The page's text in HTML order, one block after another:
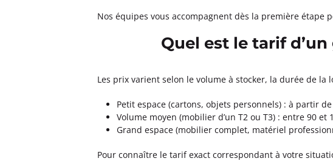
Plus d'informations
Un devis ?
Garde Meubles DAZIN Aix en Provence
Fermé actuellement.Ouvre à 08:00
1140 rue Andrè Ampère, BP 50196 13290 Aix-En-
Nos équipes vous accompagnent dès la première
Quel est le tarif
Les prix varient selon le volume à stocker, la durée de
Petit espace (cartons, objets personnels) : à partir
Volume moyen (mobilier d’un T2 ou T3) : entre 90 et
Grand espace (mobilier complet, matériel
Pour connaître le tarif exact correspondant à votre